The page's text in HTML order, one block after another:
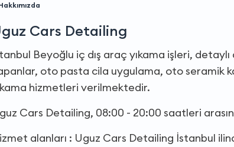
Cars Detailing
Beyoğlu iç dış araç yıkama işleri,
oto pasta cila uygulama, oto seramik
hizmetleri verilmektedir.
Cars Detailing, 08:00 - 20:00 saatleri
alanları : Uguz Cars Detailing İstanbul